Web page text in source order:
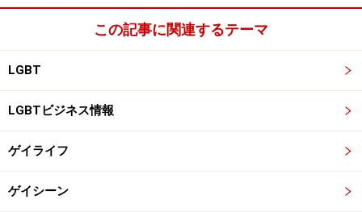
この記事に関連するテーマ
LGBT
LGBTビジネス情報
ゲイライフ
ゲイシーン